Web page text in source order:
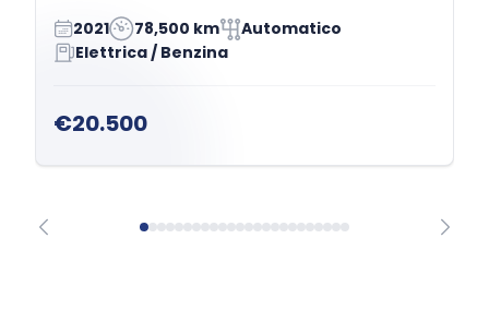
2021
78,500 km
Automatico
Elettrica / Benzina
€20.500